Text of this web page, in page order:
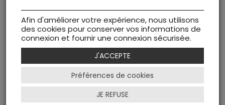
Opinel : Le Couteau
Indispensable pour
la Chasse, l?
Outdoor et Votre
Cuisine
Afin d'améliorer votre expérience, nous utilisons
des cookies pour conserver vos informations de
connexion et fournir une connexion sécurisée.
J'ACCEPTE
Préférences de cookies
JE REFUSE